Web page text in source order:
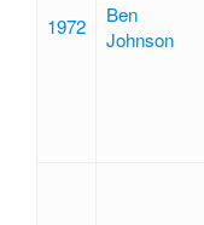
1972
Ben
Johnson